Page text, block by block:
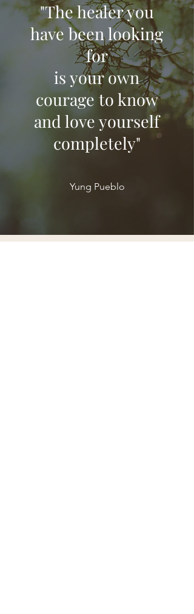
"The healer you
have been looking
for
is your own
courage to know
and love yourself
completely"
Yung Pueblo